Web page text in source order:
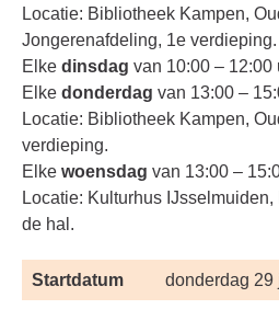
Locatie: Bibliotheek Kampen,
Jongerenafdeling, 1e verdieping.
Elke dinsdag van 10:00 – 12:00
Elke donderdag van 13:00 –
Locatie: Bibliotheek Kampen,
verdieping.
Elke woensdag van 13:00 –
Locatie: Kulturhus
de hal.
Startdatum donderdag 29